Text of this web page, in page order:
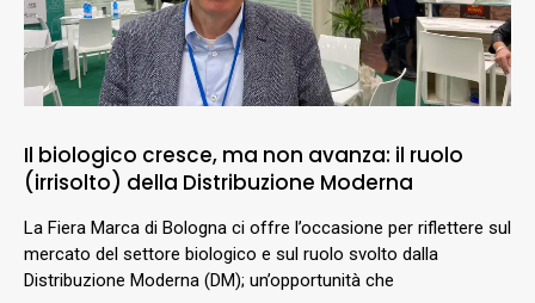
Il biologico cresce, ma non avanza: il ruolo
(irrisolto) della Distribuzione Moderna
La Fiera Marca di Bologna ci offre l’occasione per riflettere sul
mercato del settore biologico e sul ruolo svolto dalla
Distribuzione Moderna (DM); un’opportunità che